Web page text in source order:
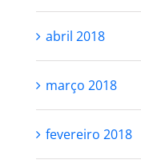
abril 2018
março 2018
fevereiro 2018